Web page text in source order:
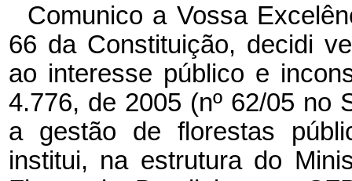
Comunico a Vossa
66 da Constituição, decidi
ao interesse público e
4.776, de 2005 (nº 62/05 no
a gestão de florestas
institui, na estrutura do